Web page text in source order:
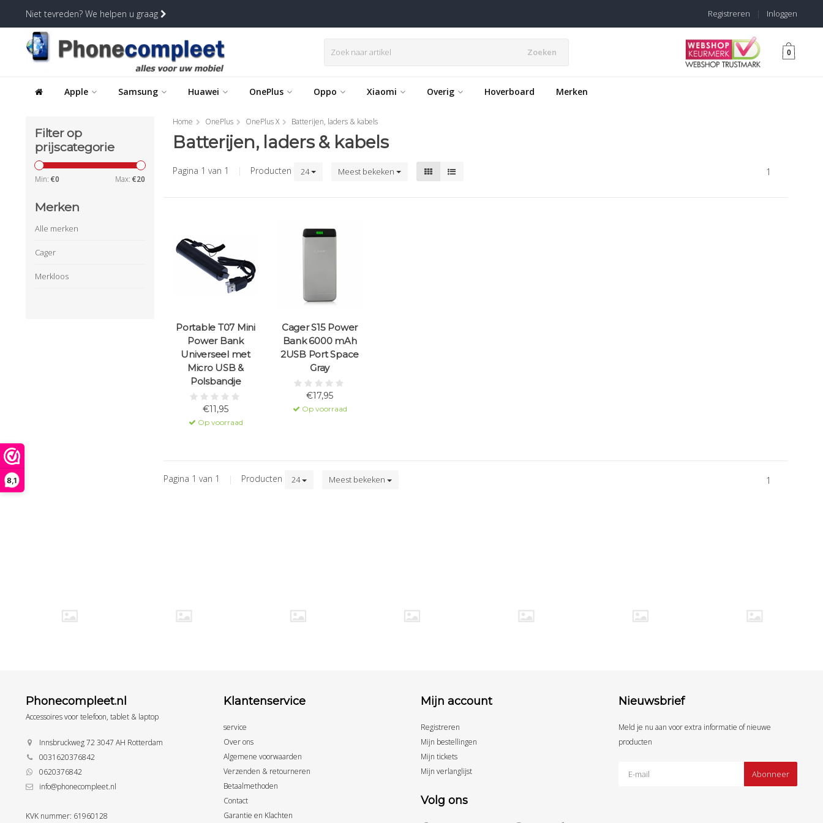
8,1
Niet tevreden? We helpen u graag Inloggen
|
Registreren
Zoeken 0
Apple Samsung Huawei OnePlus Oppo Xiaomi Overig Hoverboard Merken
Filter op
prijscategorie
Min: €0 Max: €20
Merken
Alle merken
Cager
Merkloos
Home OnePlus OnePlus X Batterijen, laders & kabels
Batterijen, laders & kabels
Pagina 1 van 1 | Producten 24 Meest bekeken 1
Portable T07 Mini
Power Bank
Universeel met
Micro USB &
Polsbandje
€11,95
Op voorraad
Cager S15 Power
Bank 6000 mAh
2USB Port Space
Gray
€17,95
Op voorraad
Pagina 1 van 1 | Producten 24 Meest bekeken 1
Phonecompleet.nl
Accessoires voor telefoon, tablet & laptop
Innsbruckweg 72 3047 AH Rotterdam
0031620376842
0620376842
info@phonecompleet.nl
KVK nummer: 61960128
Klantenservice
service
Over ons
Algemene voorwaarden
Verzenden & retourneren
Betaalmethoden
Contact
Garantie en Klachten
Mijn account
Registreren
Mijn bestellingen
Mijn tickets
Mijn verlanglijst
Volg ons
Nieuwsbrief
Meld je nu aan voor extra informatie of nieuwe
producten
Abonneer